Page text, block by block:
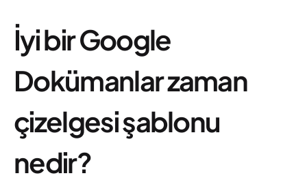
İyi bir Google
Dokümanlar zaman
çizelgesi şablonu
nedir?